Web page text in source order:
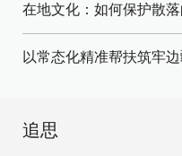
在地文化：如何保护散
以常态化精准帮扶筑牢
追思